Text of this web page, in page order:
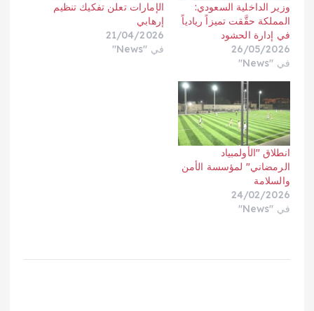
وزير الداخلية السعودي:
المملكة حقَّقت تميزاً ريادياً
في إدارة الحشود
26/05/2026
في "News"
الإمارات تعلن تفكيك تنظيم
إرهابي
21/04/2026
في "News"
انطلاق "الأولمبياد
الرمضاني" لمؤسسة الأمن
والسلامة
24/02/2026
في "News"